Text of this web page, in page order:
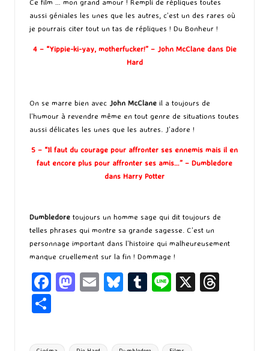
Ce film … mon grand amour ! Rempli de répliques toutes
aussi géniales les unes que les autres, c’est un des rares où
je pourrais citer tout un tas de répliques ! Du Bonheur !
4 – “Yippie-ki-yay, motherfucker!” – John McClane dans Die
Hard
On se marre bien avec John McClane il a toujours de
l’humour à revendre même en tout genre de situations toutes
aussi délicates les unes que les autres. J’adore !
5 – “Il faut du courage pour affronter ses ennemis mais il en
faut encore plus pour affronter ses amis…” – Dumbledore
dans Harry Potter
Dumbledore toujours un homme sage qui dit toujours de
telles phrases qui montre sa grande sagesse. C’est un
personnage important dans l’histoire qui malheureusement
manque cruellement sur la fin ! Dommage !
Fa
o
M
d
E
l
Bl
ky
T
bl
Li X
ta
Tags: